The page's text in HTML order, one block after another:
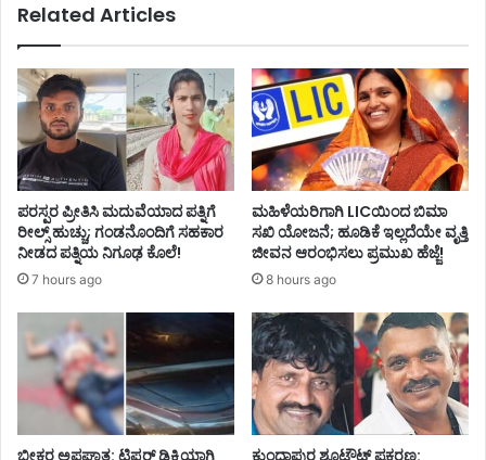
Related Articles
ಪರಸ್ಪರ ಪ್ರೀತಿಸಿ ಮದುವೆಯಾದ ಪತ್ನಿಗೆ
ರೀಲ್ಸ್ ಹುಚ್ಚು; ಗಂಡನೊಂದಿಗೆ ಸಹಕಾರ
ನೀಡದ ಪತ್ನಿಯ ನಿಗೂಢ ಕೊಲೆ!
7 hours ago
ಮಹಿಳೆಯರಿಗಾಗಿ LICಯಿಂದ ಬಿಮಾ
ಸಖಿ ಯೋಜನೆ; ಹೂಡಿಕೆ ಇಲ್ಲದೆಯೇ ವೃತ್ತಿ
ಜೀವನ ಆರಂಭಿಸಲು ಪ್ರಮುಖ ಹೆಜ್ಜೆ!
8 hours ago
ಭೀಕರ ಅಪಘಾತ: ಟಿಪ್ಪರ್ ಡಿಕ್ಕಿಯಾಗಿ ಕುಂದಾಪುರ ಶೂಟೌಟ್ ಪ್ರಕರಣ: